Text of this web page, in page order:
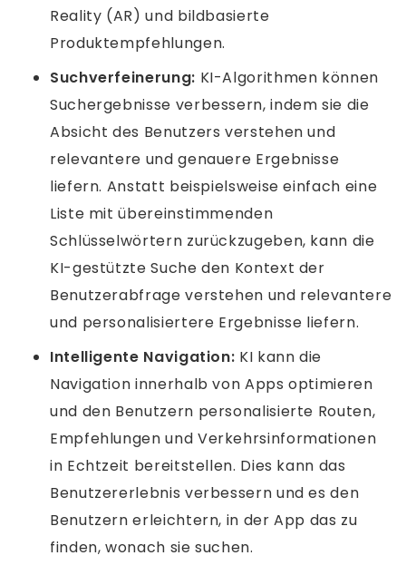
Reality (AR) und bildbasierte
Produktempfehlungen.
Suchverfeinerung: KI-Algorithmen können
Suchergebnisse verbessern, indem sie die
Absicht des Benutzers verstehen und
relevantere und genauere Ergebnisse
liefern. Anstatt beispielsweise einfach eine
Liste mit übereinstimmenden
Schlüsselwörtern zurückzugeben, kann die
KI-gestützte Suche den Kontext der
Benutzerabfrage verstehen und relevantere
und personalisiertere Ergebnisse liefern.
Intelligente Navigation: KI kann die
Navigation innerhalb von Apps optimieren
und den Benutzern personalisierte Routen,
Empfehlungen und Verkehrsinformationen
in Echtzeit bereitstellen. Dies kann das
Benutzererlebnis verbessern und es den
Benutzern erleichtern, in der App das zu
finden, wonach sie suchen.